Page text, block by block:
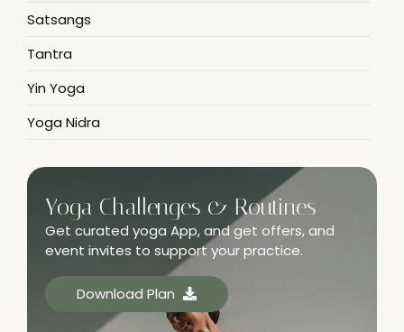
Satsangs
Tantra
Yin Yoga
Yoga Nidra
Yoga Challenges & Routines
Get curated yoga App, and get offers, and
event invites to support your practice.
Download Plan